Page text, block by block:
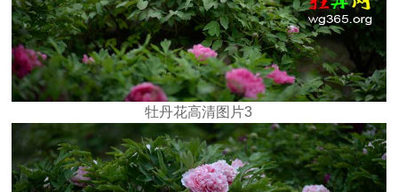
牡丹花高清图片3